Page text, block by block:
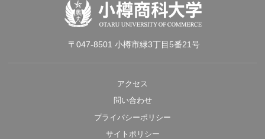
〒047-8501 小樽市緑3丁目5番21号
アクセス
問い合わせ
プライバシーポリシー
サイトポリシー